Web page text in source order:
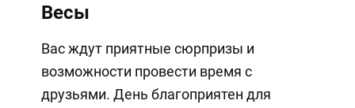
Весы
Вас ждут приятные сюрпризы и
возможности провести время с
друзьями. День благоприятен для